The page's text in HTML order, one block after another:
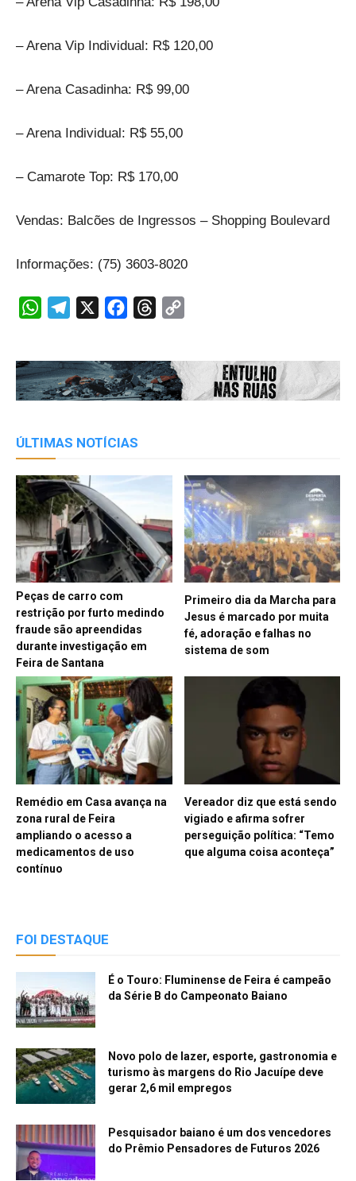
– Arena Vip Individual: R$ 120,00
– Arena Casadinha: R$ 99,00
– Arena Individual: R$ 55,00
– Camarote Top: R$ 170,00
Vendas: Balcões de Ingressos – Shopping Boulevard
Informações: (75) 3603-8020
WhatsAppTelegram FacebookThreads
ÚLTIMAS NOTÍCIAS
Peças de carro com
restrição por furto medindo
fraude são apreendidas
durante investigação em
Feira de Santana
Primeiro dia da Marcha para
Jesus é marcado por muita
fé, adoração e falhas no
sistema de som
Remédio em Casa avança na
zona rural de Feira
ampliando o acesso a
medicamentos de uso
contínuo
Vereador diz que está sendo
vigiado e afirma sofrer
perseguição política: “Temo
que alguma coisa aconteça”
FOI DESTAQUE
É o Touro: Fluminense de Feira é campeão
da Série B do Campeonato Baiano
Novo polo de lazer, esporte, gastronomia e
turismo às margens do Rio Jacuípe deve
gerar 2,6 mil empregos
Pesquisador baiano é um dos vencedores
do Prêmio Pensadores de Futuros 2026